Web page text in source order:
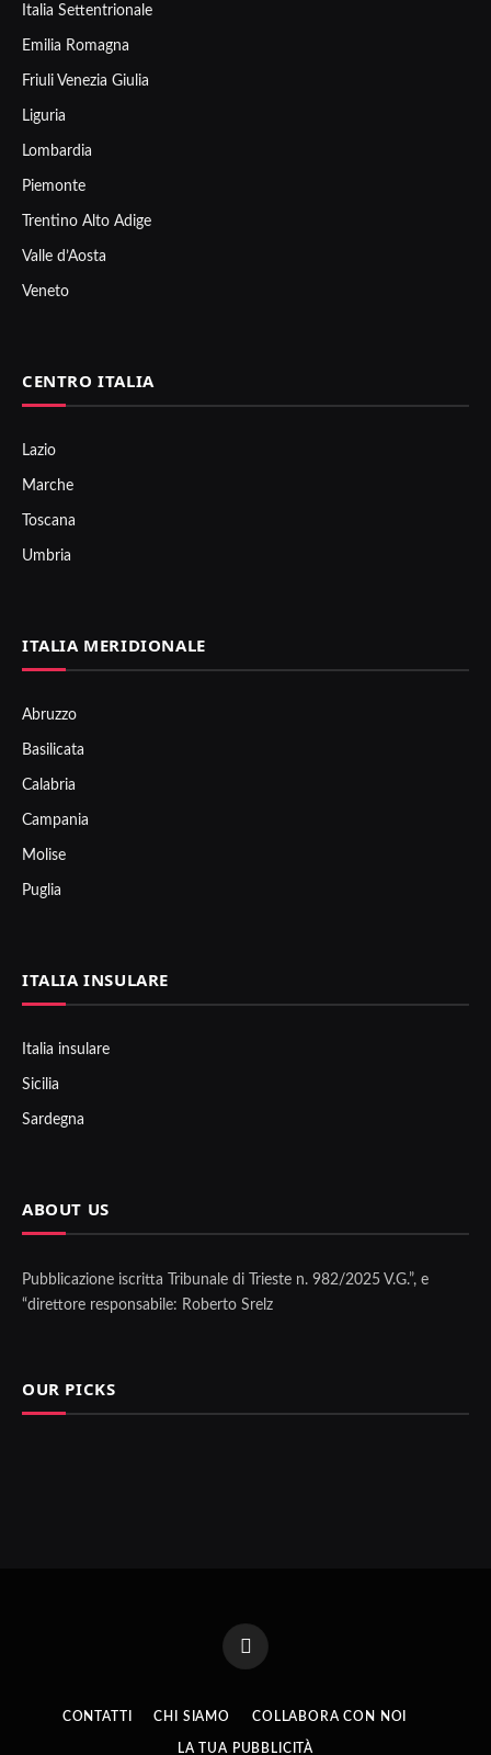
Italia Settentrionale
Emilia Romagna
Friuli Venezia Giulia
Liguria
Lombardia
Piemonte
Trentino Alto Adige
Valle d’Aosta
Veneto
CENTRO ITALIA
Lazio
Marche
Toscana
Umbria
ITALIA MERIDIONALE
Abruzzo
Basilicata
Calabria
Campania
Molise
Puglia
ITALIA INSULARE
Italia insulare
Sicilia
Sardegna
ABOUT US
Pubblicazione iscritta Tribunale di Trieste n. 982/2025 V.G.”, e
“direttore responsabile: Roberto Srelz
OUR PICKS
Facebook
CONTATTI CHI SIAMO COLLABORA CON NOI
LA TUA PUBBLICITÀ